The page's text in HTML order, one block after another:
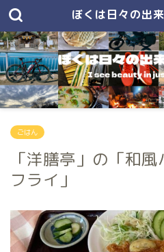
ぼくは日々の出
ごはん
「洋膳亭」の「和
フライ」